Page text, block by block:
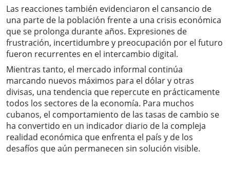
Las reacciones también evidenciaron el cansancio de
una parte de la población frente a una crisis económica
que se prolonga durante años. Expresiones de
frustración, incertidumbre y preocupación por el futuro
fueron recurrentes en el intercambio digital.
Mientras tanto, el mercado informal continúa
marcando nuevos máximos para el dólar y otras
divisas, una tendencia que repercute en prácticamente
todos los sectores de la economía. Para muchos
cubanos, el comportamiento de las tasas de cambio se
ha convertido en un indicador diario de la compleja
realidad económica que enfrenta el país y de los
desafíos que aún permanecen sin solución visible.